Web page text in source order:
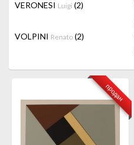
VERONESI Luigi (2)
VOLPINI Renato (2)
продан